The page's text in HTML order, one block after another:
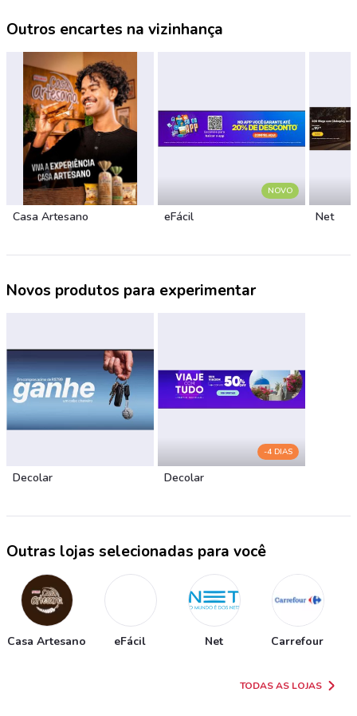
Outros encartes na vizinhança
Casa Artesano
NOVO
eFácil Net
Novos produtos para experimentar
Decolar
-4 DIAS
Decolar
Outras lojas selecionadas para você
Casa Artesano eFácil Net
Carrefour
TODAS AS LOJAS